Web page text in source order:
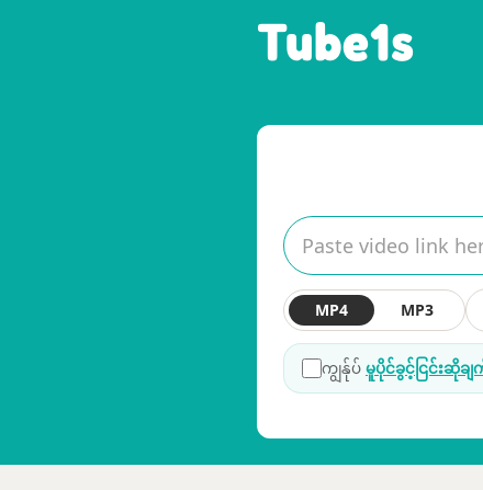
Tube1s
MP4 MP3
ကျွန်ုပ် မူပိုင်ခွင့်ငြင်းဆိုခ